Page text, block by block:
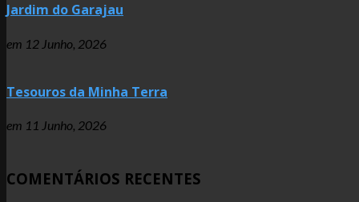
Jardim do Garajau
em 12 Junho, 2026
Tesouros da Minha Terra
em 11 Junho, 2026
COMENTÁRIOS RECENTES